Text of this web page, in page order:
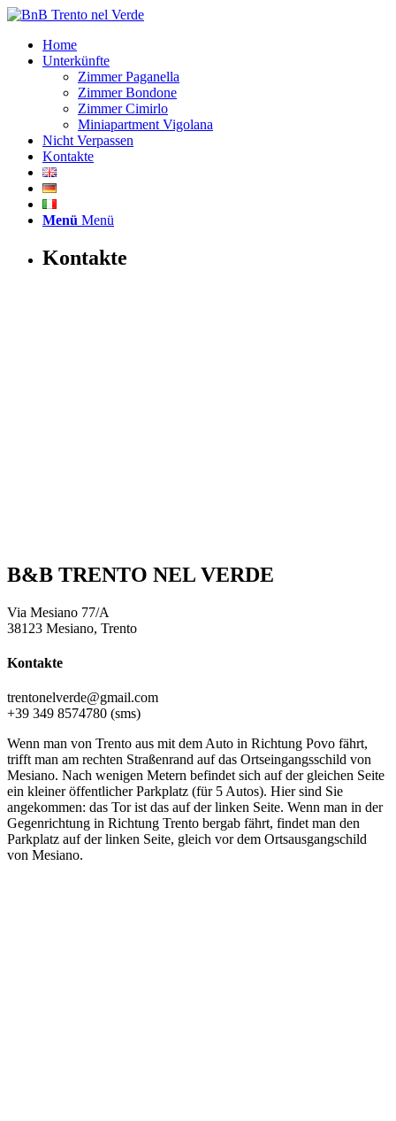
Home
Unterkünfte
Zimmer Paganella
Zimmer Bondone
Zimmer Cimirlo
Miniapartment Vigolana
Nicht Verpassen
Kontakte
Menü Menü
Kontakte
B&B TRENTO NEL VERDE
Via Mesiano 77/A
38123 Mesiano, Trento
Kontakte
trentonelverde@gmail.com
+39 349 8574780 (sms)
Wenn man von Trento aus mit dem Auto in Richtung Povo fährt,
trifft man am rechten Straßenrand auf das Ortseingangsschild von
Mesiano. Nach wenigen Metern befindet sich auf der gleichen Seite
ein kleiner öffentlicher Parkplatz (für 5 Autos). Hier sind Sie
angekommen: das Tor ist das auf der linken Seite. Wenn man in der
Gegenrichtung in Richtung Trento bergab fährt, findet man den
Parkplatz auf der linken Seite, gleich vor dem Ortsausgangschild
von Mesiano.